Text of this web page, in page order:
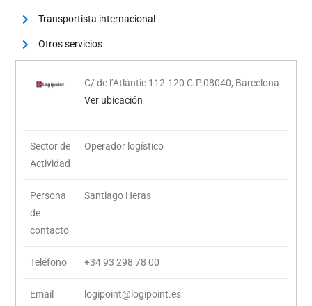
Transportista internacional
Otros servicios
C/ de l’Atlàntic 112-120 C.P.08040, Barcelona
Ver ubicación
Sector de
Actividad
Operador logístico
Persona
de
contacto
Santiago Heras
Teléfono +34 93 298 78 00
Email logipoint@logipoint.es